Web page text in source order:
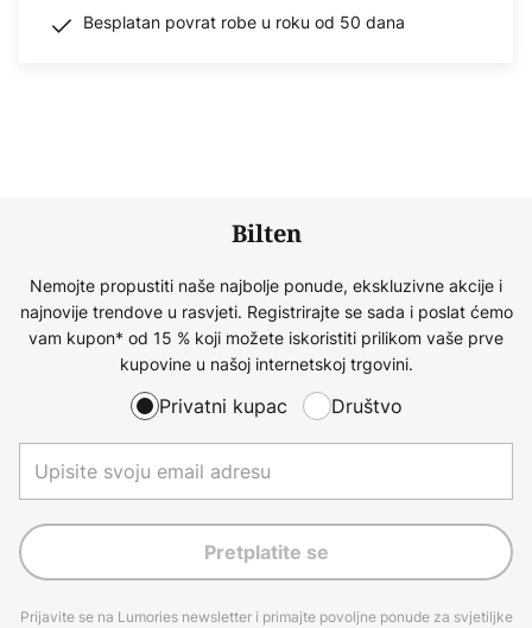
Besplatan povrat robe u roku od 50 dana
Bilten
Nemojte propustiti naše najbolje ponude, ekskluzivne akcije i
najnovije trendove u rasvjeti. Registrirajte se sada i poslat ćemo
vam kupon* od 15 % koji možete iskoristiti prilikom vaše prve
kupovine u našoj internetskoj trgovini.
Privatni kupac Društvo
Pretplatite se
Prijavite se na Lumories newsletter i primajte povoljne ponude za svjetiljke